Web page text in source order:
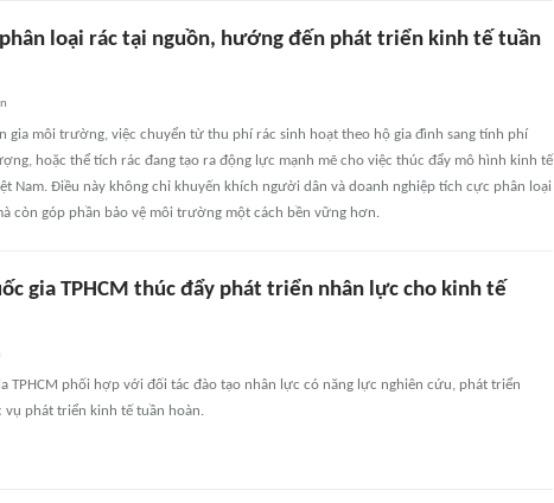
loại rác tại nguồn, hướng đến phát triển kinh tế tuần
gia môi trường, việc chuyển từ thu phí rác sinh hoạt theo hộ gia đình sang tính phí
hoặc thể tích rác đang tạo ra động lực mạnh mẽ cho việc thúc đẩy mô hình kinh tế
Nam. Điều này không chỉ khuyến khích người dân và doanh nghiệp tích cực phân loại
còn góp phần bảo vệ môi trường một cách bền vững hơn.
gia TPHCM thúc đẩy phát triển nhân lực cho kinh tế
TPHCM phối hợp với đối tác đào tạo nhân lực có năng lực nghiên cứu, phát triển
vụ phát triển kinh tế tuần hoàn.